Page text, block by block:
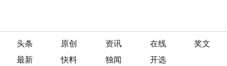
头条 原创 资讯 在线
奖文
最新
快料 独闻 开选